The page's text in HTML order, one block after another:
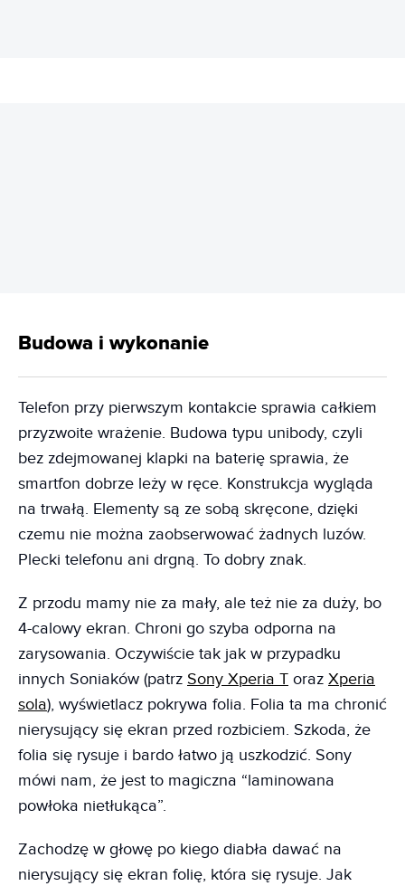
Budowa i wykonanie
Telefon przy pierwszym kontakcie sprawia całkiem
przyzwoite wrażenie. Budowa typu unibody, czyli
bez zdejmowanej klapki na baterię sprawia, że
smartfon dobrze leży w ręce. Konstrukcja wygląda
na trwałą. Elementy są ze sobą skręcone, dzięki
czemu nie można zaobserwować żadnych luzów.
Plecki telefonu ani drgną. To dobry znak.
Z przodu mamy nie za mały, ale też nie za duży, bo
4-calowy ekran. Chroni go szyba odporna na
zarysowania. Oczywiście tak jak w przypadku
innych Soniaków (patrz Sony Xperia T oraz Xperia
sola), wyświetlacz pokrywa folia. Folia ta ma chronić
nierysujący się ekran przed rozbiciem. Szkoda, że
folia się rysuje i bardo łatwo ją uszkodzić. Sony
mówi nam, że jest to magiczna “laminowana
powłoka nietłukąca”.
Zachodzę w głowę po kiego diabła dawać na
nierysujący się ekran folię, która się rysuje. Jak